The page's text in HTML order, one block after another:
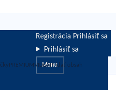
Registrácia Prihlásiť sa
Prihlásiť sa
Menu
PREMIUMVIDEÁPridať obsah